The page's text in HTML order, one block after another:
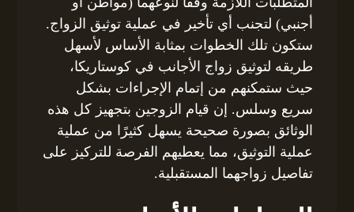
أجنبي) لتجنب أي تأخير في عملية توثيق الزواج.
ستكون تلك الخطوات بمثابة الأساس لأسهل
طريقه لتوثيق زواج الأجانب في كوستاريكا،
حيث ستمكنهم من إتمام الإجراءات بشكل
سريع وسلس. إن قيام الزوجين بتجهيز كل هذه
الوثائق بصورة صحيحة يسهل كثيرًا من عملية
عملية التوثيق، مما يعطيهم الفرصة للتركيز على
تفاصيل زواجهما المستقبلية.